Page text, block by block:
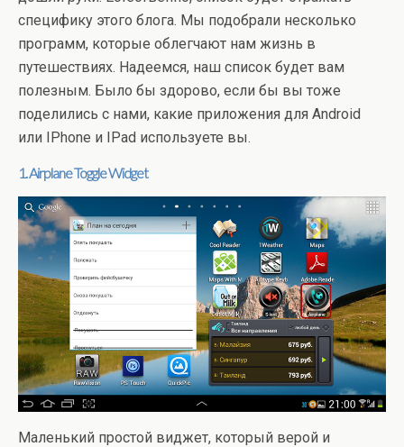
специфику этого блога. Мы подобрали несколько
программ, которые облегчают нам жизнь в
путешествиях. Надеемся, наш список будет вам
полезным. Было бы здорово, если бы вы тоже
поделились с нами, какие приложения для Android
или IPhone и IPad используете вы.
1. Airplane Toggle Widget
Маленький простой виджет, который верой и